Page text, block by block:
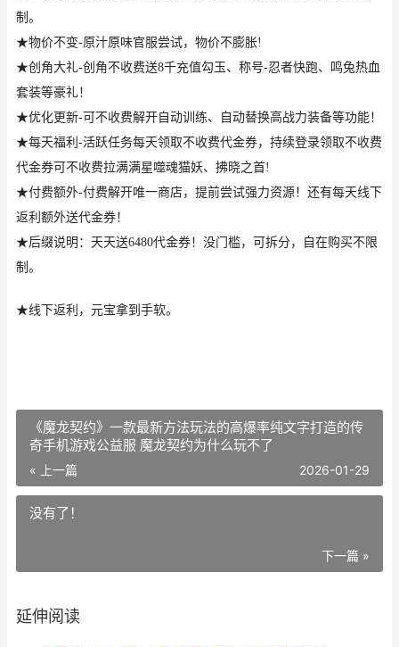
制。
★物价不变-原汁原味官服尝试，物价不膨胀!
★创角大礼-创角不收费送8千充值勾玉、称号-忍者快跑、鸣兔热血
套装等豪礼！
★优化更新-可不收费解开自动训练、自动替换高战力装备等功能！
★每天福利-活跃任务每天领取不收费代金券，持续登录领取不收费
代金券可不收费拉满满星噬魂猫妖、拂晓之首!
★付费额外-付费解开唯一商店，提前尝试强力资源！还有每天线下
返利额外送代金券！
★后缀说明：天天送6480代金券！没门槛，可拆分，自在购买不限
制。
★线下返利，元宝拿到手软。
《魔龙契约》一款最新方法玩法的高爆率纯文字打造的传
奇手机游戏公益服 魔龙契约为什么玩不了
« 上一篇 2026-01-29
没有了！
下一篇 »
延伸阅读